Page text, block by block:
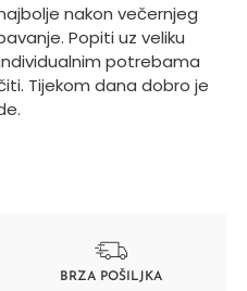
nakon večernjeg
Popiti uz veliku
potrebama
Tijekom dana dobro je
BRZA POŠILJKA